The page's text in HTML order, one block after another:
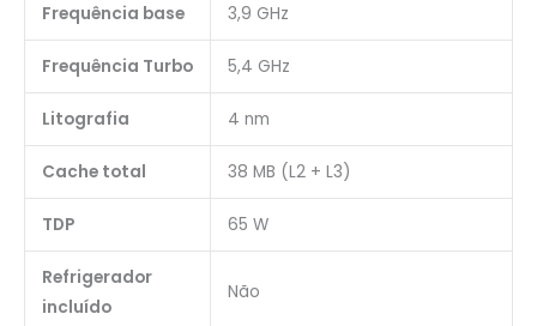
Frequência base 3,9 GHz
Frequência Turbo 5,4 GHz
Litografia 4 nm
Cache total 38 MB (L2 + L3)
TDP 65 W
Refrigerador
incluído
Não